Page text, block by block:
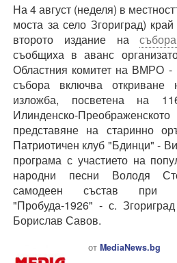
На 4 август (неделя) в
моста за село Згориград)
второто издание на
съобщиха в аванс
Областния комитет на ВМРО -
събора включва откриване
изложба, посветена на
Илинденско-
представяне на старинно
Патриотичен клуб "Бдинци" -
програма с участието на
народни песни Володя
самодеен състав при
"Пробуда-1926" - с.
Борислав Савов.
от MediaNews.bg